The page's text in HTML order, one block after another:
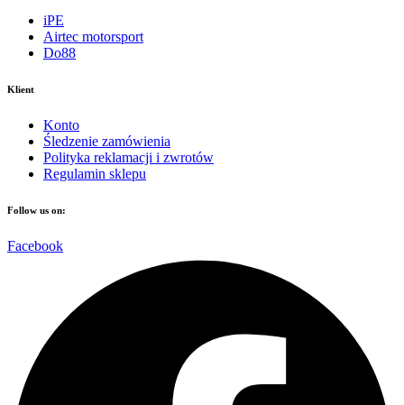
iPE
Airtec motorsport
Do88
Klient
Konto
Śledzenie zamówienia
Polityka reklamacji i zwrotów
Regulamin sklepu
Follow us on:
Facebook